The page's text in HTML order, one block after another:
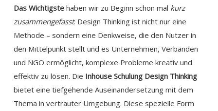
Das Wichtigste haben wir zu Beginn schon mal kurz
zusammengefasst: Design Thinking ist nicht nur eine
Methode – sondern eine Denkweise, die den Nutzer in
den Mittelpunkt stellt und es Unternehmen, Verbänden
und NGO ermöglicht, komplexe Probleme kreativ und
effektiv zu lösen. Die Inhouse Schulung Design Thinking
bietet eine tiefgehende Auseinandersetzung mit dem
Thema in vertrauter Umgebung. Diese spezielle Form